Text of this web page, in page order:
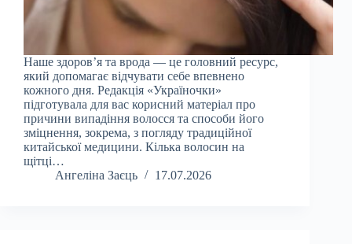
Наше здоров’я та врода — це головний ресурс,
який допомагає відчувати себе впевнено
кожного дня. Редакція «Україночки»
підготувала для вас корисний матеріал про
причини випадіння волосся та способи його
зміцнення, зокрема, з погляду традиційної
китайської медицини. Кілька волосин на
щітці…
Ангеліна Заєць
17.07.2026